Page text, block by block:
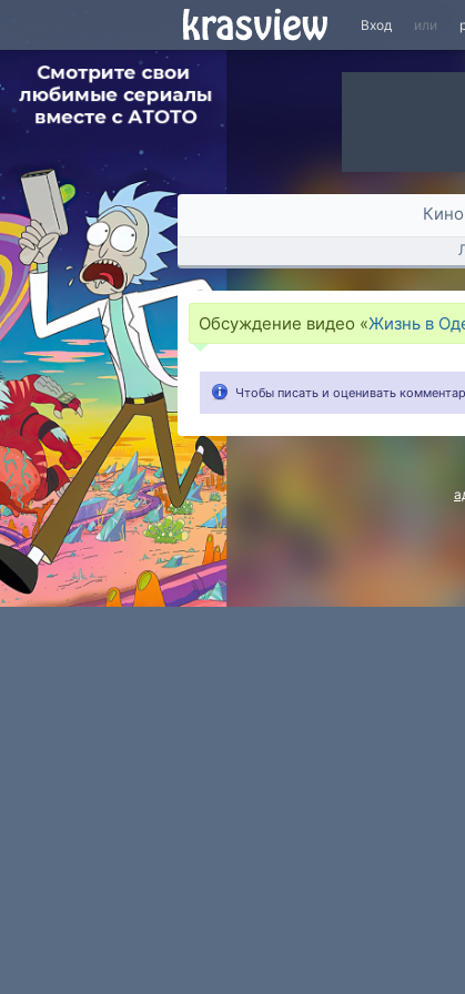
Вход или
Кино
Обсуждение видео «Жизнь в
Чтобы писать и оценивать